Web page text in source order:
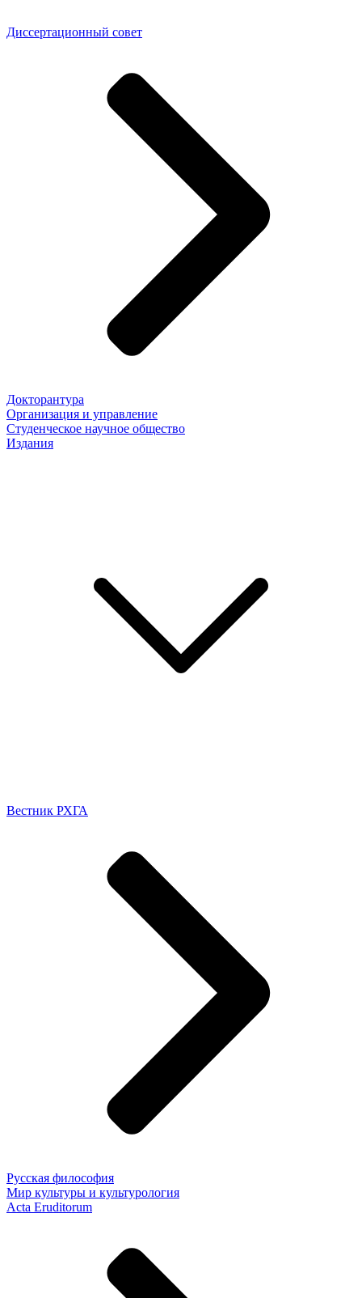
Диссертационный совет
Докторантура
Организация и управление
Студенческое научное общество
Издания
Вестник РХГА
Русская философия
Мир культуры и культурология
Acta Eruditorum